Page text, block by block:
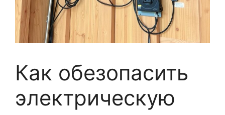
Как обезопасить
электрическую